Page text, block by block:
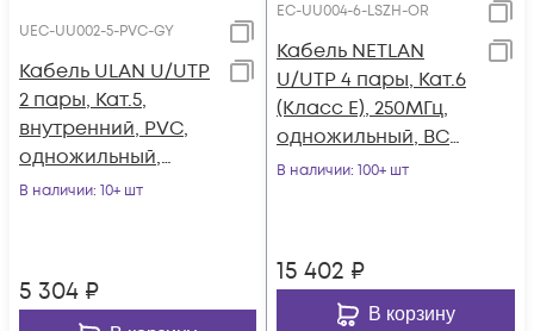
UEC-UU002-5-PVC-GY
Кабель ULAN U/UTP
2 пары, Кат.5,
внутренний, PVC,
одножильный,
100МГц, серый, 305м
В наличии: 10+ шт
5 304 ₽
EC-UU004-6-LSZH-OR
Кабель NETLAN
U/UTP 4 пары, Кат.6
(Класс E), 250МГц,
одножильный, BC
(чистая медь),
В наличии: 100+ шт
15 402 ₽
В корзину